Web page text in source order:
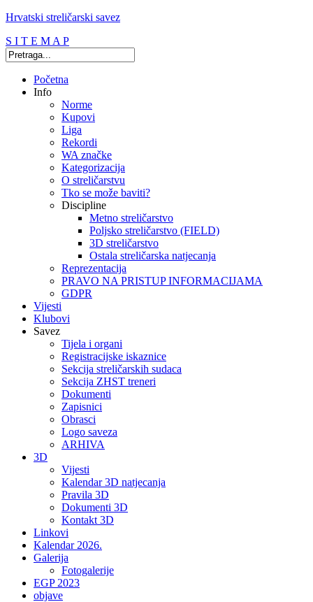
Hrvatski streličarski savez
S I T E M A P
Početna
Info
Norme
Kupovi
Liga
Rekordi
WA značke
Kategorizacija
O streličarstvu
Tko se može baviti?
Discipline
Metno streličarstvo
Poljsko streličarstvo (FIELD)
3D streličarstvo
Ostala streličarska natjecanja
Reprezentacija
PRAVO NA PRISTUP INFORMACIJAMA
GDPR
Vijesti
Klubovi
Savez
Tijela i organi
Registracijske iskaznice
Sekcija streličarskih sudaca
Sekcija ZHST treneri
Dokumenti
Zapisnici
Obrasci
Logo saveza
ARHIVA
3D
Vijesti
Kalendar 3D natjecanja
Pravila 3D
Dokumenti 3D
Kontakt 3D
Linkovi
Kalendar 2026.
Galerija
Fotogalerije
EGP 2023
objave